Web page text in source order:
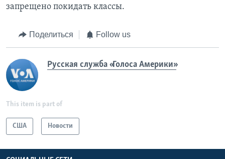
запрещено покидать классы.
Поделиться Follow us
Русская служба «Голоса Америки»
This item is part of
США Новости